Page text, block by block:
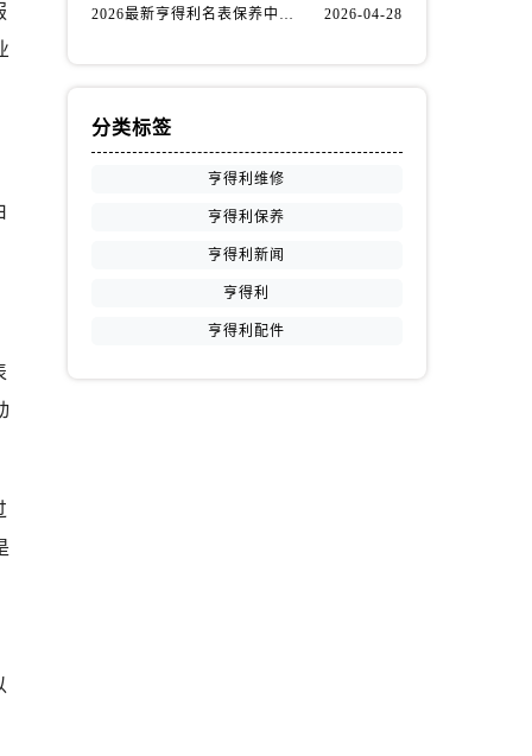
2026最新亨得利名表保养中心地址实地探访报告 2026-04-28
分类标签
亨得利维修
亨得利保养
亨得利新闻
亨得利
亨得利配件